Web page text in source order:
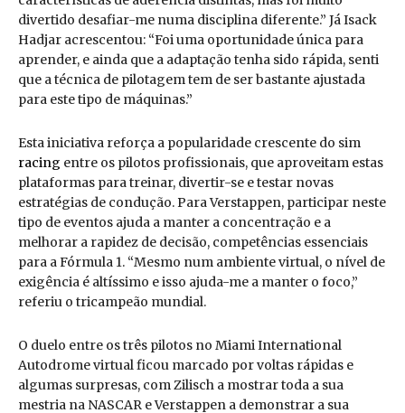
divertido desafiar-me numa disciplina diferente.” Já Isack
Hadjar acrescentou: “Foi uma oportunidade única para
aprender, e ainda que a adaptação tenha sido rápida, senti
que a técnica de pilotagem tem de ser bastante ajustada
para este tipo de máquinas.”
Esta iniciativa reforça a popularidade crescente do sim
racing entre os pilotos profissionais, que aproveitam estas
plataformas para treinar, divertir-se e testar novas
estratégias de condução. Para Verstappen, participar neste
tipo de eventos ajuda a manter a concentração e a
melhorar a rapidez de decisão, competências essenciais
para a Fórmula 1. “Mesmo num ambiente virtual, o nível de
exigência é altíssimo e isso ajuda-me a manter o foco,”
referiu o tricampeão mundial.
O duelo entre os três pilotos no Miami International
Autodrome virtual ficou marcado por voltas rápidas e
algumas surpresas, com Zilisch a mostrar toda a sua
mestria na NASCAR e Verstappen a demonstrar a sua